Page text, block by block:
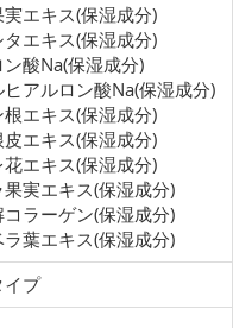
エキス(保湿成分)
エキス(保湿成分)
ン酸Na(保湿成分)
アルロン酸Na(保湿成分)
エキス(保湿成分)
エキス(保湿成分)
花エキス(保湿成分)
実エキス(保湿成分)
ラーゲン(保湿成分)
葉エキス(保湿成分)
イプ